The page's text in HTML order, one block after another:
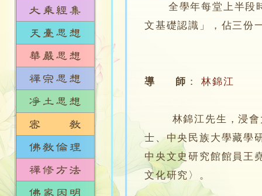
全學年每堂上半段時
文基礎認識」，佔三份
導 師 ： 林錦江
林錦江先生，浸會大
士、中央民族大學藏學
中央文史研究館館員王
文化研究〉。